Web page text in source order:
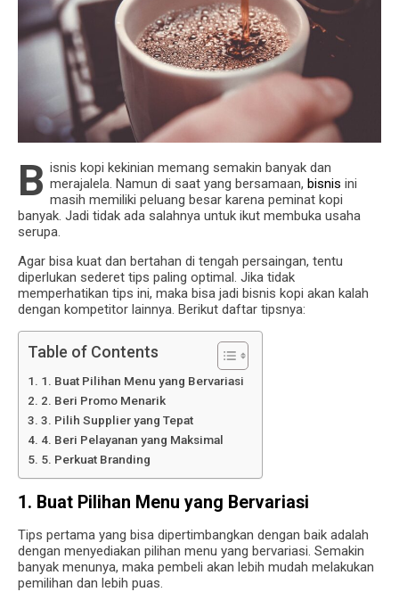
B isnis kopi kekinian memang semakin banyak dan
merajalela. Namun di saat yang bersamaan, bisnis ini
masih memiliki peluang besar karena peminat kopi
banyak. Jadi tidak ada salahnya untuk ikut membuka usaha
serupa.
Agar bisa kuat dan bertahan di tengah persaingan, tentu
diperlukan sederet tips paling optimal. Jika tidak
memperhatikan tips ini, maka bisa jadi bisnis kopi akan kalah
dengan kompetitor lainnya. Berikut daftar tipsnya:
Table of Contents
1. Buat Pilihan Menu yang Bervariasi
2. Beri Promo Menarik
3. Pilih Supplier yang Tepat
4. Beri Pelayanan yang Maksimal
5. Perkuat Branding
1. Buat Pilihan Menu yang Bervariasi
Tips pertama yang bisa dipertimbangkan dengan baik adalah
dengan menyediakan pilihan menu yang bervariasi. Semakin
banyak menunya, maka pembeli akan lebih mudah melakukan
pemilihan dan lebih puas.